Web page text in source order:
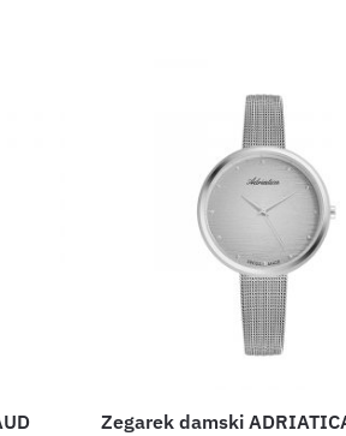
Zegarek damski